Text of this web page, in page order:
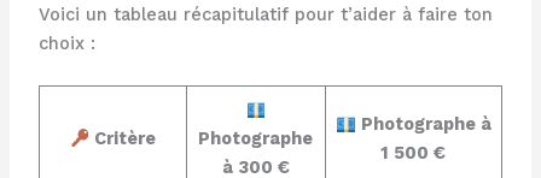
Voici un tableau récapitulatif pour t’aider à faire ton
choix :
Critère
Photographe
à 300 €
Photographe à
1 500 €